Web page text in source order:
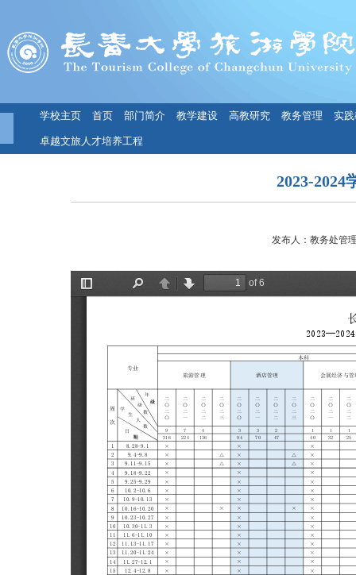
学校主页 首页 部门简介 教学建设 高教研究 教务管理 实
卓越文旅人才培养工程
2023-2024
发布人：教务处管